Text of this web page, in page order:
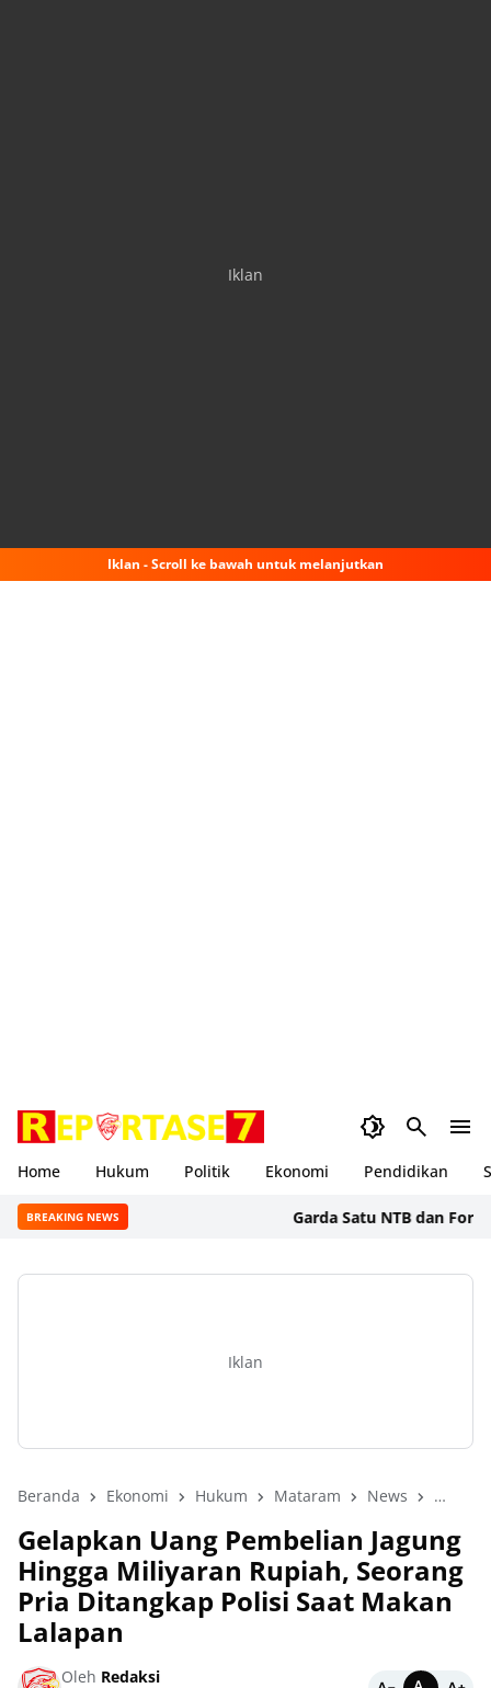
Iklan
Iklan - Scroll ke bawah untuk melanjutkan
Home Hukum Politik Ekonomi Pendidikan
BREAKING NEWS Garda Satu NTB dan Formal
Iklan
Beranda Ekonomi Hukum Mataram News
Gelapkan Uang Pembelian Jagung
Hingga Miliyaran Rupiah, Seorang
Pria Ditangkap Polisi Saat Makan
Lalapan
Oleh Redaksi